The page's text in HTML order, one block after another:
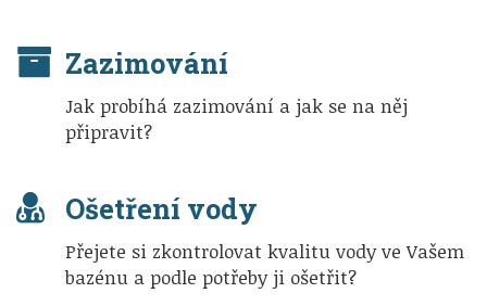
Zazimování
Jak probíhá zazimování a jak se na něj
připravit?
Ošetření vody
Přejete si zkontrolovat kvalitu vody ve Vašem
bazénu a podle potřeby ji ošetřit?